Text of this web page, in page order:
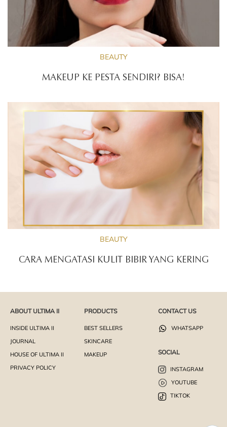
BEAUTY
MAKEUP KE PESTA SENDIRI? BISA!
BEAUTY
CARA MENGATASI KULIT BIBIR YANG KERING
ABOUT ULTIMA II
INSIDE ULTIMA II
JOURNAL
HOUSE OF ULTIMA II
PRIVACY POLICY
PRODUCTS
BEST SELLERS
SKINCARE
MAKEUP
CONTACT US
WHATSAPP
SOCIAL
INSTAGRAM
YOUTUBE
TIKTOK